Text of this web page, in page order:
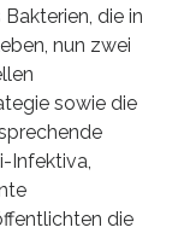
die in
nun zwei
sowie die
Infektiva,
die